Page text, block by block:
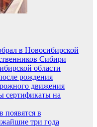
в Новосибирской
Сибири
области
рождения
движения
сертификаты на
появятся в
три года